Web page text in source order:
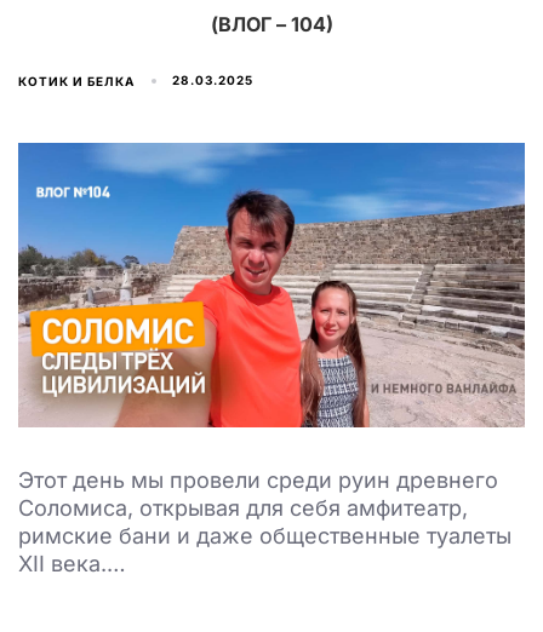
(ВЛОГ – 104)
КОТИК И БЕЛКА 28.03.2025
Этот день мы провели среди руин древнего
Соломиса, открывая для себя амфитеатр,
римские бани и даже общественные туалеты
XII века.…